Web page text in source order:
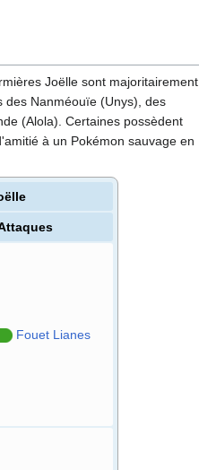
Joëlle sont majoritairement
des Nanméouïe (Unys), des
(Alola). Certaines possèdent
à un Pokémon sauvage en
Fouet Lianes